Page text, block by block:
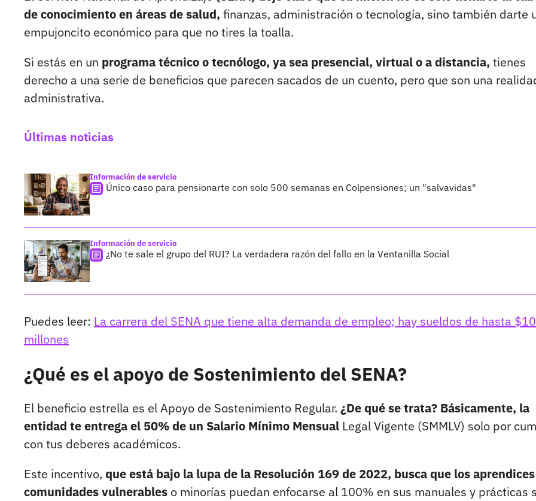
de conocimiento en áreas de salud, finanzas, administración o tecnología, sino también darte
empujoncito económico para que no tires la toalla.
Si estás en un programa técnico o tecnólogo, ya sea presencial, virtual o a distancia, tienes
derecho a una serie de beneficios que parecen sacados de un cuento, pero que son una
administrativa.
Últimas noticias
Información de servicio
Único caso para pensionarte con solo 500 semanas en Colpensiones; un "salvavidas"
Información de servicio
¿No te sale el grupo del RUI? La verdadera razón del fallo en la Ventanilla Social
Puedes leer: La carrera del SENA que tiene alta demanda de empleo; hay sueldos de hasta $10
millones
¿Qué es el apoyo de Sostenimiento del SENA?
El beneficio estrella es el Apoyo de Sostenimiento Regular. ¿De qué se trata? Básicamente, la
entidad te entrega el 50% de un Salario Mínimo Mensual Legal Vigente (SMMLV) solo por
con tus deberes académicos.
Este incentivo, que está bajo la lupa de la Resolución 169 de 2022, busca que los
comunidades vulnerables o minorías puedan enfocarse al 100% en sus manuales y prácticas